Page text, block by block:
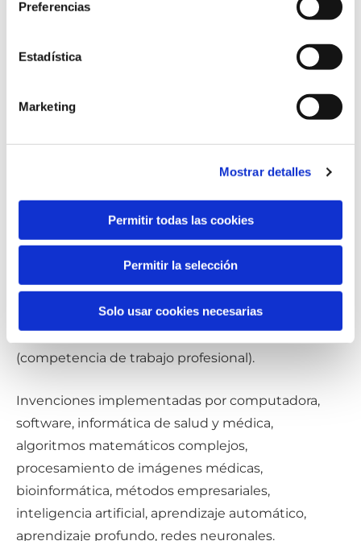
Preferencias
Estadística
Marketing
Mostrar detalles
Permitir todas las cookies
Permitir la selección
Solo usar cookies necesarias
Michelangelo Barba
Italia
Italiano (idioma materno), inglés y alemán
(competencia profesional completa), francés
(competencia de trabajo profesional).
Invenciones implementadas por computadora,
software, informática de salud y médica,
algoritmos matemáticos complejos,
procesamiento de imágenes médicas,
bioinformática, métodos empresariales,
inteligencia artificial, aprendizaje automático,
aprendizaje profundo, redes neuronales.